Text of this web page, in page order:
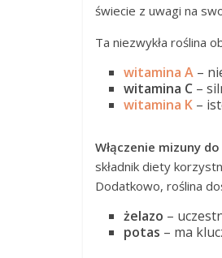
świecie z uwagi na
Ta niezwykła roślina
witamina A –
witamina C –
witamina K –
Włączenie mizuny
składnik diety
Dodatkowo, roślina
żelazo –
potas – ma